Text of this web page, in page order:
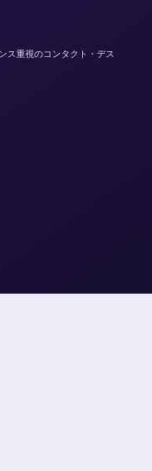
ス重視のコンタクト・デス